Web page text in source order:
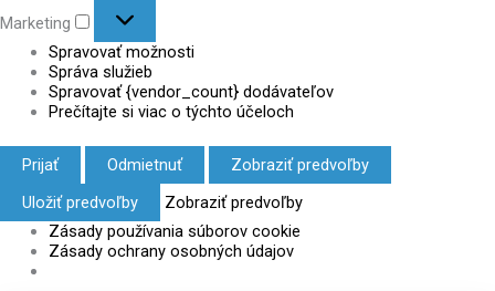
Marketing
Spravovať možnosti
Správa služieb
Spravovať {vendor_count} dodávateľov
Prečítajte si viac o týchto účeloch
Prijať Odmietnuť
Zobraziť predvoľby
Uložiť predvoľby
Zobraziť predvoľby
Zásady používania súborov cookie
Zásady ochrany osobných údajov